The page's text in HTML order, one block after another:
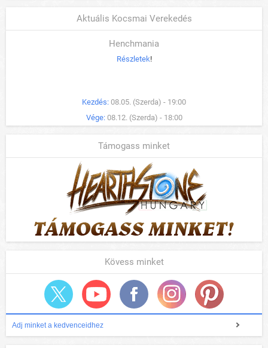
Aktuális Kocsmai Verekedés
Henchmania
Részletek!
Kezdés: 08.05. (Szerda) - 19:00
Vége: 08.12. (Szerda) - 18:00
Támogass minket
Kövess minket
Adj minket a kedvenceidhez